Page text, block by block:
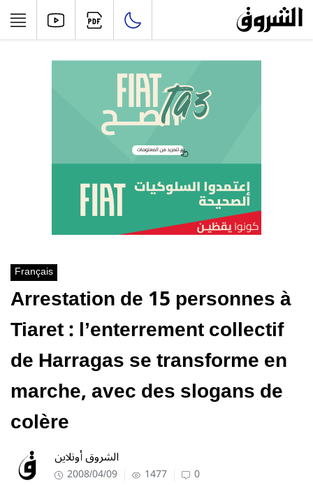
Français
Arrestation de 15 personnes à
Tiaret : l’enterrement collectif
de Harragas se transforme en
marche, avec des slogans de
colère
الشروق أونلاين
2008/04/09 1477 0